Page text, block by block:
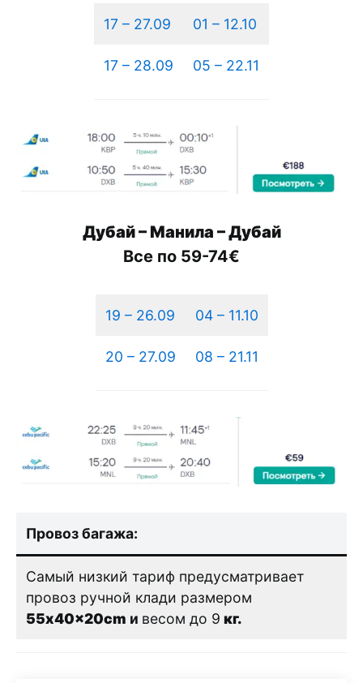
17 – 27.09 01 – 12.10
17 – 28.09 05 – 22.11
Дубай– Манила –Дубай
Все по 59-74€
19 – 26.09 04 – 11.10
20 – 27.09 08 – 21.11
Провоз багажа:
Самый низкий тариф предусматривает
провоз ручной клади размером
55x40x20cm и весом до 9 кг.